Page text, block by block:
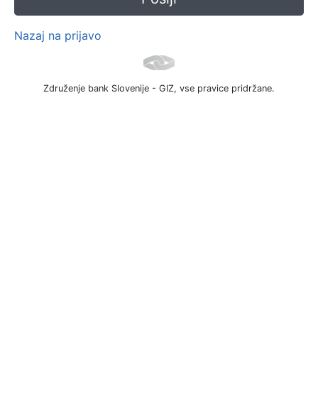
Nazaj na prijavo
Združenje bank Slovenije - GIZ, vse pravice pridržane.